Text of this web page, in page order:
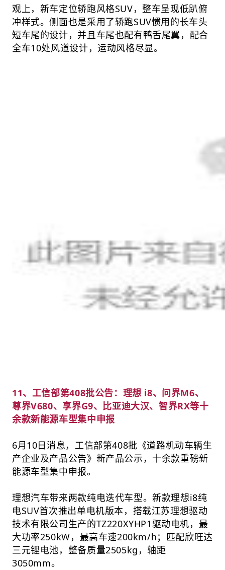
观上，新车定位轿跑风格SUV，整车呈现低趴俯
冲样式。侧面也是采用了轿跑SUV惯用的长车头
短车尾的设计，并且车尾也配有鸭舌尾翼，配合
全车10处风道设计，运动风格尽显。
11、工信部第408批公告：理想 i8、问界M6、
尊界V680、享界G9、比亚迪大汉、智界RX等十
余款新能源车型集中申报
6月10日消息，工信部第408批《道路机动车辆生
产企业及产品公告》新产品公示，十余款重磅新
能源车型集中申报。
理想汽车带来两款纯电迭代车型。新款理想i8纯
电SUV首次推出单电机版本，搭载江苏理想驱动
技术有限公司生产的TZ220XYHP1驱动电机，最
大功率250kW，最高车速200km/h；匹配欣旺达
三元锂电池，整备质量2505kg，轴距
3050mm。